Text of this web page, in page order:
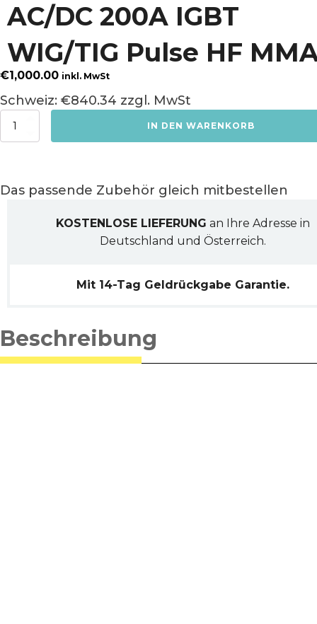
AC/DC 200A IGBT
WIG/TIG Pulse HF
€1,000.00 inkl. MwSt
Schweiz: €840.34 zzgl. MwSt
AC/DC
IGBT
MMA
IN DEN WARENKORB
Das passende Zubehör gleich mitbestellen
KOSTENLOSE LIEFERUNG an Ihre Adresse in
Deutschland und Österreich.
Mit 14-Tag Geldrückgabe Garantie.
Beschreibung